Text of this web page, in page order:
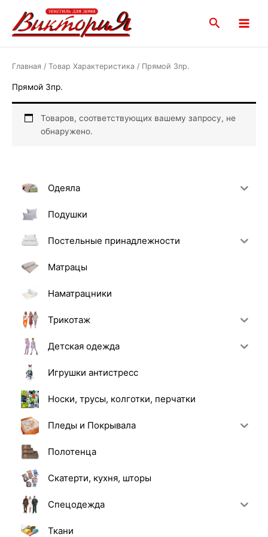
содержимому
Поиск
Menu
Одеяла
Подушки
Постельные принадлежности
Матрацы
Наматрацники
Трикотаж
Детская одежда
Игрушки антистресс
Носки, трусы, колготки, перчатки
Пледы и Покрывала
Полотенца
Скатерти, кухня, шторы
Спецодежда
Ткани
Главная / Товар Характеристика / Прямой 3пр.
Прямой 3пр.
Товаров, соответствующих вашему запросу, не
обнаружено.